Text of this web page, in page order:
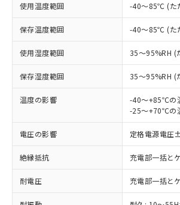
使用温度範囲 -40～85℃ (た
保存温度範囲 -40～85℃ (た
使用湿度範囲 35～95%RH (
保存湿度範囲 35～95%RH (
温度の影響
-40～+85℃の
-25～+70℃の
電圧の影響 定格電源電圧
絶縁抵抗 充電部一括と
耐電圧 充電部一括と
以下の条件をお読みいただき、
本サービスは、当社制御機
商品の当社在庫状況および
(税抜)を提供させていただ
当社制御機器事業取扱商品
本サービスの対象外となる
ことをご了承ください。
在庫状況および標準価格照
記載している更新日時点で
タに基づき作成されるもの
対応予定：EU RoHS指令（10物
有に対応した製品に切り替える
商品です。
対応予定なし：EU RoHS指令（
非含有に非対応の商品で、対応
調査・確認中：EU RoHS指令（
非含有の対応状況を調査中または
商品です。
非該当品：ライセンス料など無形
害物質有無と関係のない商品です
仕入先様の事情により、非含有
いたものが、含有品と判明した
むを得ず変更することがありま
*EU RoHS指令（10物質）：
※1 中国RoHS○×表
「○」：最大均質材料含有率が
基準値以下であることを示します
基準値を超えていることを示しま
「－」：未確認です。当社販売
当社は、これら貴社製品の
為替および外国貿易法に定
（以下｢規制貨物等」とい
または国外への提供する場